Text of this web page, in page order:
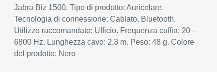
Jabra Biz 1500. Tipo di prodotto: Auricolare.
Tecnologia di connessione: Cablato, Bluetooth.
Utilizzo raccomandato: Ufficio. Frequenza cuffia: 20 -
6800 Hz. Lunghezza cavo: 2,3 m. Peso: 48 g. Colore
del prodotto: Nero